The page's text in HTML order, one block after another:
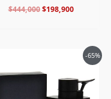
$444,000 $198,900
-65%
original
$175,000.
precio
es:
$59,900.